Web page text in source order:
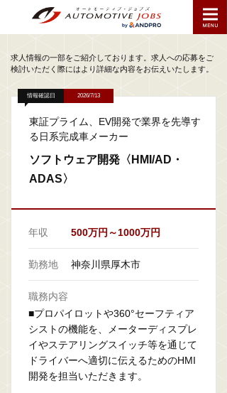
求人情報の一部をご紹介しております。求人への応募をご
検討いただく際にはより詳細な内容をお伝えいたします。
情報確認日 2026/7/13
東証プライム、EV開発で業界を先導す
る日系完成車メーカー
ソフトウェア開発〈HMI/AD・
ADAS〉
年収 500万円～1000万円
勤務地 神奈川県厚木市
職務内容
■プロパイロットや360°セーフティア
シストの機能を、メーターディスプレ
イやステアリングスイッチ等を通じて
ドライバーへ適切に伝えるためのHMI
開発を担当いただきます。